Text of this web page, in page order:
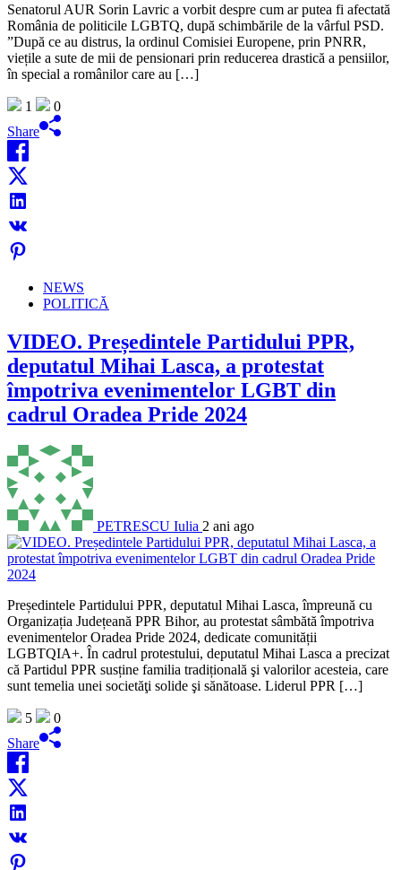
Senatorul AUR Sorin Lavric a vorbit despre cum ar putea fi afectată
România de politicile LGBTQ, după schimbările de la vârful PSD.
”După ce au distrus, la ordinul Comisiei Europene, prin PNRR,
viețile a sute de mii de pensionari prin reducerea drastică a pensiilor,
în special a românilor care au […]
1
0
Share
NEWS
POLITICĂ
VIDEO. Președintele Partidului PPR,
deputatul Mihai Lasca, a protestat
împotriva evenimentelor LGBT din
cadrul Oradea Pride 2024
PETRESCU Iulia 2 ani ago
Președintele Partidului PPR, deputatul Mihai Lasca, împreună cu
Organizația Județeană PPR Bihor, au protestat sâmbătă împotriva
evenimentelor Oradea Pride 2024, dedicate comunității
LGBTQIA+. În cadrul protestului, deputatul Mihai Lasca a precizat
că Partidul PPR susține familia tradițională şi valorilor acesteia, care
sunt temelia unei societăţi solide şi sănătoase. Liderul PPR […]
5
0
Share